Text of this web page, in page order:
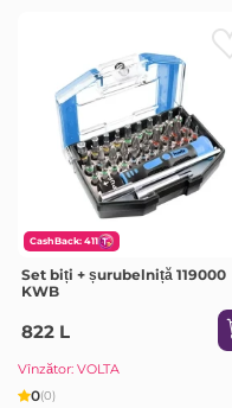
CashBack: 411
Set biți + șurubelniță 119000
KWB
822 L
Vînzător: VOLTA
0(0)